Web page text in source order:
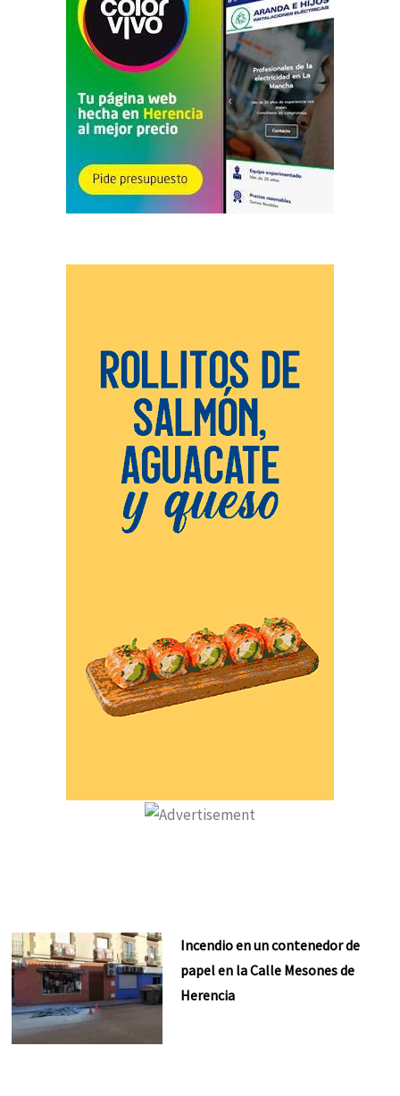
Incendio en un contenedor de
papel en la Calle Mesones de
Herencia